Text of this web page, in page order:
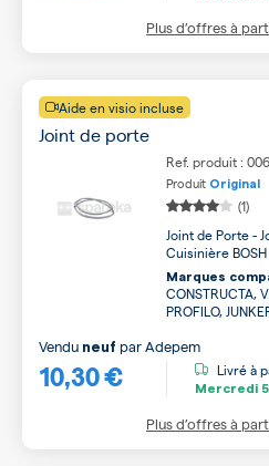
Plus d’offres à
Aide en visio incluse
Joint de porte
Ref. produit :
Produit Original
(1)
Joint de Porte -
Cuisinière BOSH
Marques
CONSTRUCTA,
PROFILO,
10,30 €
Vendu neuf parAdepem
Livré à
Mercredi
Plus d’offres à